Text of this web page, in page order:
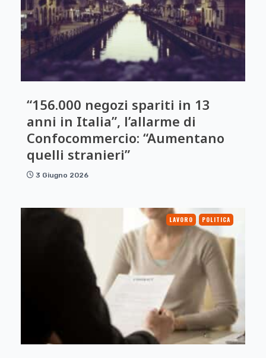
“156.000 negozi spariti in 13
anni in Italia”, l’allarme di
Confocommercio: “Aumentano
quelli stranieri”
3 Giugno 2026
LAVORO POLITICA